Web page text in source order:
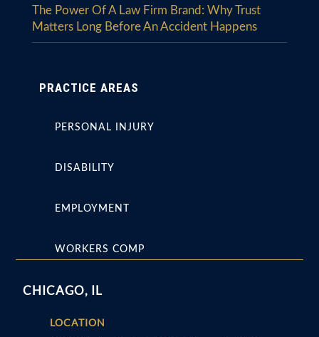
The Power Of A Law Firm Brand: Why Trust
Matters Long Before An Accident Happens
PRACTICE AREAS
PERSONAL INJURY
DISABILITY
EMPLOYMENT
WORKERS COMP
CHICAGO, IL
LOCATION